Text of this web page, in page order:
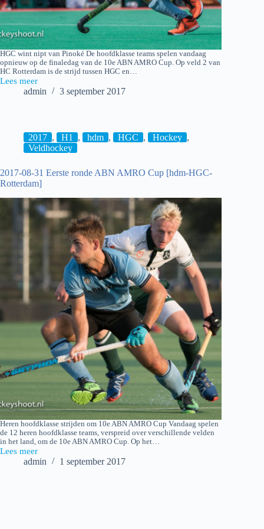
HGC wint nipt van Pinoké De hoofdklasse teams spelen vandaag
opnieuw op de finaledag van de 10e ABN AMRO Cup. Op veld 2 van
HC Rotterdam is de strijd tussen HGC en…
Lees meer
2017-
AMRO
[HGC-
admin 3 september 2017
2017 , H1 , hdm , HGC , Hockey ,
Veldhockey
2017-08-31 Eerste ronde ABN AMRO Cup [hdm-HGC-
Rotterdam]
Heren hoofdklasse strijden om 10e ABN AMRO Cup Vandaag spelen
de 12 heren hoofdklasse teams, verspreid over verschillende velden
in het land, om de 10e ABN AMRO Cup. Op het…
Lees meer
2017-
admin 1 september 2017